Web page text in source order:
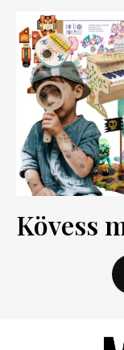
Kövess